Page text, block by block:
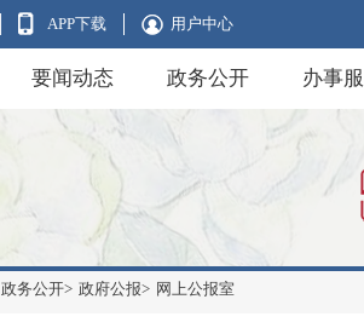
APP下载 用户中心
要闻动态 政务公开 办事
政务公开> 政府公报> 网上公报室